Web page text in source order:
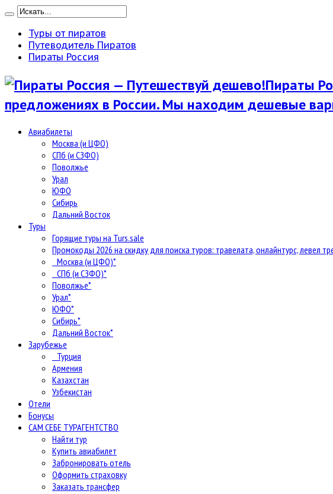
Туры от пиратов
Путеводитель Пиратов
Пираты Россия
Пираты
предложениях в России. Мы находим дешевые
Авиабилеты
Москва (и ЦФО)
СПб (и СЗФО)
Поволжье
Урал
ЮФО
Сибирь
Дальний Восток
Туры
Горящие туры на Turs.sale
Промокоды 2026 на скидку для поиска туров: травелата, онлайнтурс, левел
Москва (и ЦФО)*
СПб (и СЗФО)*
Поволжье*
Урал*
ЮФО*
Сибирь*
Дальний Восток*
Зарубежье
Турция
Армения
Казахстан
Узбекистан
Отели
Бонусы
САМ СЕБЕ ТУРАГЕНТСТВО
Найти тур
Купить авиабилет
Забронировать отель
Оформить страховку
Заказать трансфер